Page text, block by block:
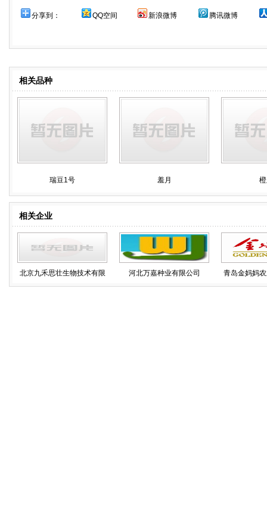
分享到： QQ空间 新浪微博 腾讯微博
相关品种
瑞豆1号 羞月
相关企业
北京九禾思壮生物技术有限 河北万嘉种业有限公司 青岛金妈妈